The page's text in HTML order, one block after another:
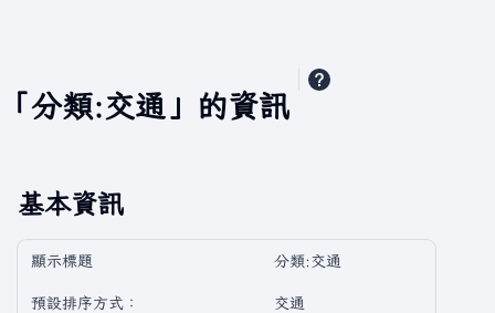
「分類:交通」的資訊
基本資訊
顯示標題 分類:交通
預設排序方式： 交通